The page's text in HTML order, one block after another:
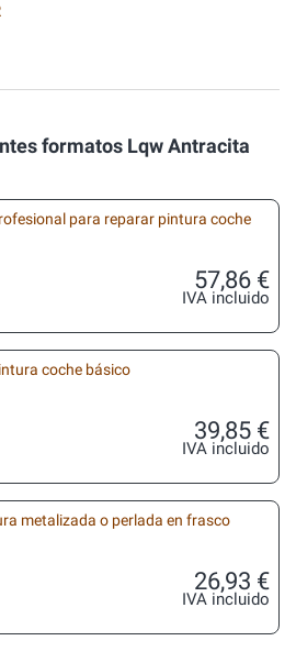
formatos Lqw Antracita
para reparar pintura coche
57,86 €
IVA incluido
coche básico
39,85 €
IVA incluido
metalizada o perlada en frasco
26,93 €
IVA incluido